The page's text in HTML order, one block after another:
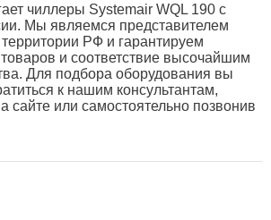
чиллеры Systemair WQL 190 с
Мы являемся представителем
РФ и гарантируем
и соответствие высочайшим
Для подбора оборудования вы
к нашим консультантам,
сайте или самостоятельно позвонив